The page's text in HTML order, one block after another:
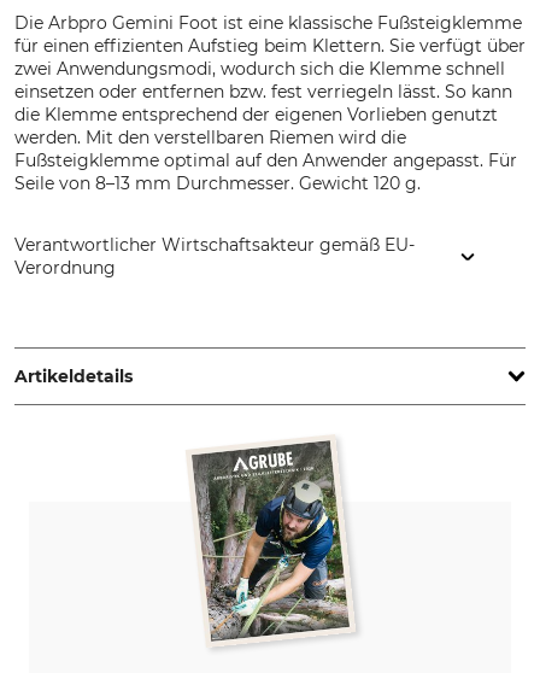
Die Arbpro Gemini Foot ist eine klassische Fußsteigklemme
für einen effizienten Aufstieg beim Klettern. Sie verfügt über
zwei Anwendungsmodi, wodurch sich die Klemme schnell
einsetzen oder entfernen bzw. fest verriegeln lässt. So kann
die Klemme entsprechend der eigenen Vorlieben genutzt
werden. Mit den verstellbaren Riemen wird die
Fußsteigklemme optimal auf den Anwender angepasst. Für
Seile von 8–13 mm Durchmesser. Gewicht 120 g.
Verantwortlicher Wirtschaftsakteur gemäß EU-
Verordnung
Brianza, Italy, www.arbpro.it
Artikeldetails
Marke
Arbpro
Modellbezeichnung
Gemini Foot
Für Seildurchmesser
8–13 mm